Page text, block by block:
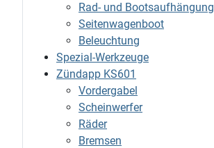
Rad- und Bootsaufhängung
Seitenwagenboot
Beleuchtung
Spezial-Werkzeuge
Zündapp KS601
Vordergabel
Scheinwerfer
Räder
Bremsen